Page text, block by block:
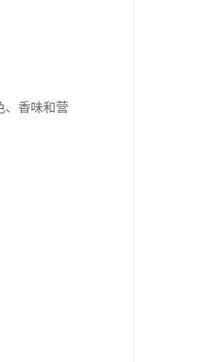
、香味和营